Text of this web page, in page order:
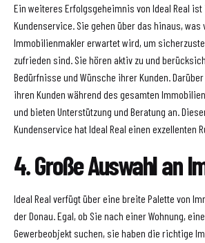
Ein weiteres Erfolgsgeheimnis von Ideal Real
Kundenservice. Sie gehen über das hinaus, was
Immobilienmakler erwartet wird, um
zufrieden sind. Sie hören aktiv zu und
Bedürfnisse und Wünsche ihrer Kunden.
ihren Kunden während des gesamten
und bieten Unterstützung und Beratung an.
Kundenservice hat Ideal Real einen exzellenten
4. Große Auswahl an
Ideal Real verfügt über eine breite Palette von
der Donau. Egal, ob Sie nach einer Wohnung,
Gewerbeobjekt suchen, sie haben die richtige